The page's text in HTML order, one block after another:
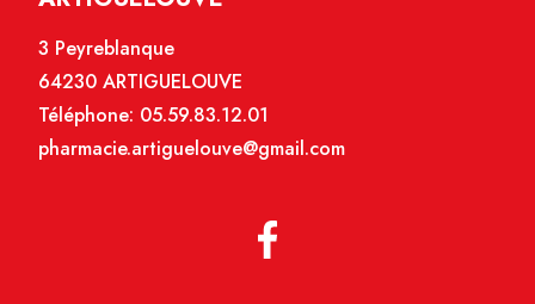
3 Peyreblanque
64230 ARTIGUELOUVE
Téléphone: 05.59.83.12.01
pharmacie.artiguelouve@gmail.com